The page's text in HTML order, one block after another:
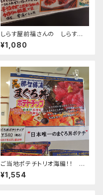
しらす屋前福さんの しらすの
佃煮各種
¥1,080
ご当地ポテチトリオ海編！！ 勝
浦のまぐろ丼ポテチ・伊勢海老
ポテチ・あおさのりポテチ
¥1,554